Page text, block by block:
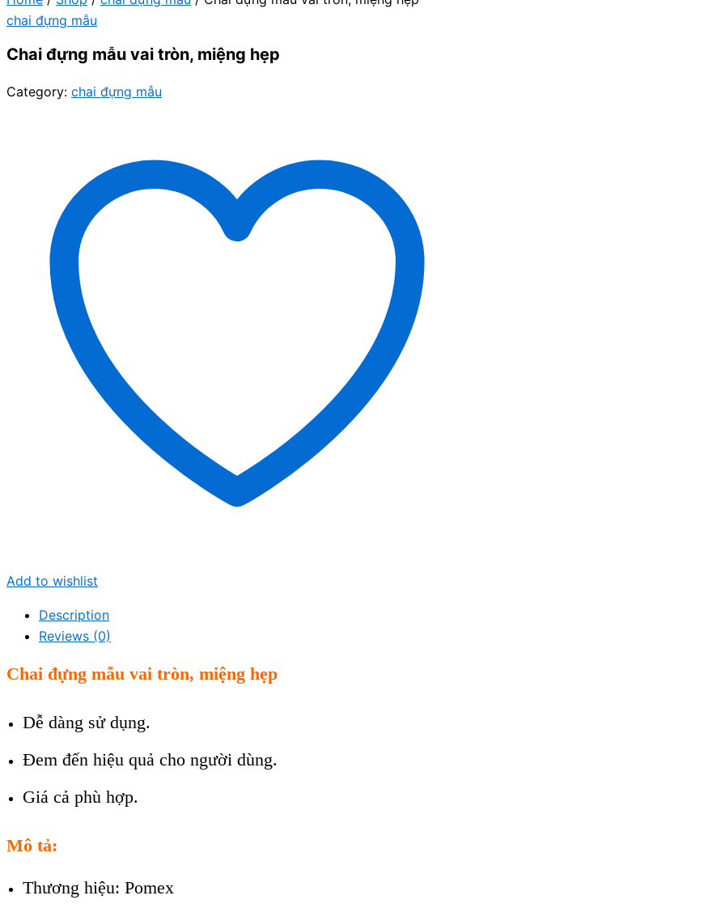
chai đựng mẫu
Chai đựng mẫu vai tròn, miệng hẹp
Category: chai đựng mẫu
Add to wishlist
Description
Reviews (0)
Chai đựng mẫu vai tròn, miệng hẹp
Dễ dàng sử dụng.
Đem đến hiệu quả cho người dùng.
Giá cả phù hợp.
Mô tả:
Thương hiệu: Pomex